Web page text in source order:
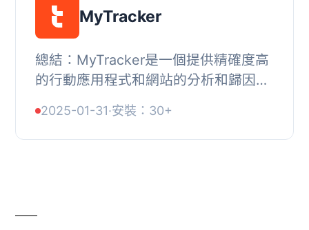
MyTracker
總結：MyTracker是一個提供精確度高
的行動應用程式和網站的分析和歸因系
防詐騙功能。提供多元化的分析工具，
讓您深入了解...
2025-01-31·安裝：30+